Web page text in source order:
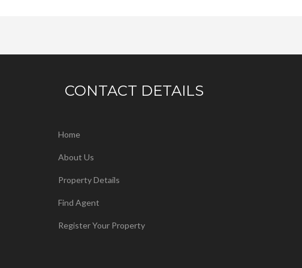
CONTACT DETAILS
Home
About Us
Property Details
Find Agent
Register Your Property